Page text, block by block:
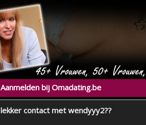
Aanmelden bij Omadating.be
lekker contact met wendyyy2??